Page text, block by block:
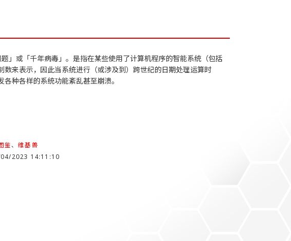
」或「千年病毒」。是指在某些使用了计算机程序的智能系统（包括
来表示，因此当系统进行（或涉及到）跨世纪的日期处理运算时
种各样的系统功能紊乱甚至崩溃。
鉴、维基兽
04/2023 14:11:10